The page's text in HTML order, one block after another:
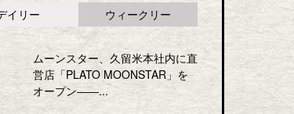
イリー ウィークリー
ムーンスター、久留米本社内に直
営店「PLATO MOONSTAR」を
オープン――...